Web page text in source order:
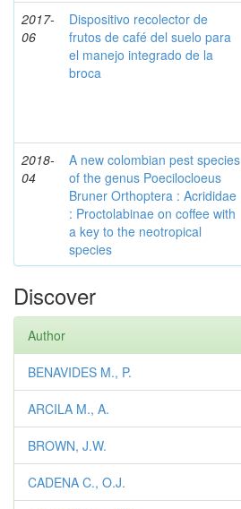
2017-
06
Dispositivo recolector de
frutos de café del suelo para
el manejo integrado de la
broca
2018-
04
A new colombian pest species
of the genus Poecilocloeus
Bruner Orthoptera : Acrididae
: Proctolabinae on coffee with
a key to the neotropical
species
Discover
Author
BENAVIDES M., P.
ARCILA M., A.
BROWN, J.W.
CADENA C., O.J.